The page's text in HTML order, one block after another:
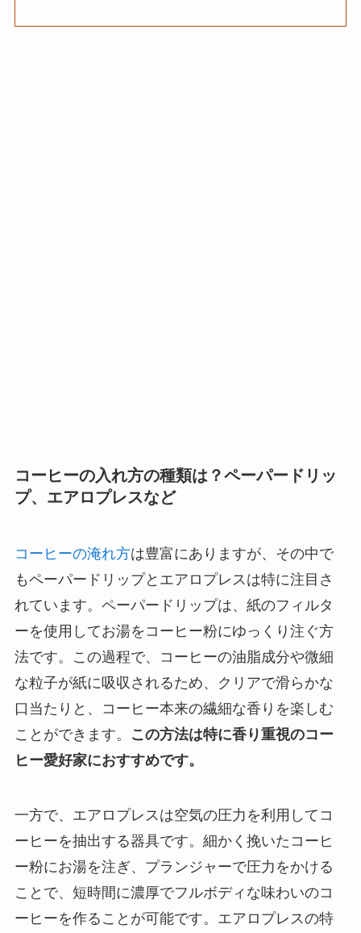
コーヒーの入れ方の種類は？ペーパードリッ
プ、エアロプレスなど
コーヒーの淹れ方は豊富にありますが、その中で
もペーパードリップとエアロプレスは特に注目さ
れています。ペーパードリップは、紙のフィルタ
ーを使用してお湯をコーヒー粉にゆっくり注ぐ方
法です。この過程で、コーヒーの油脂成分や微細
な粒子が紙に吸収されるため、クリアで滑らかな
口当たりと、コーヒー本来の繊細な香りを楽しむ
ことができます。
この方法は特に香り重視のコー
ヒー愛好家におすすめです。
一方で、エアロプレスは空気の圧力を利用してコ
ーヒーを抽出する器具です。細かく挽いたコーヒ
ー粉にお湯を注ぎ、プランジャーで圧力をかける
ことで、短時間に濃厚でフルボディな味わいのコ
ーヒーを作ることが可能です。エアロプレスの特